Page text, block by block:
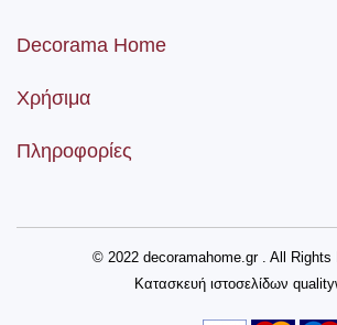
Decorama Home
Χρήσιμα
Πληροφορίες
© 2022 decoramahome.gr . All Rights
Κατασκευή ιστοσελίδων